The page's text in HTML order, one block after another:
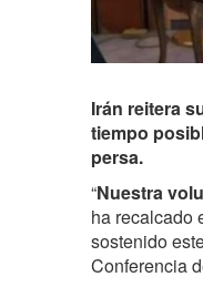
Irán reitera
tiempo
persa.
“Nuestra
ha recalcado
sostenido
Conferencia